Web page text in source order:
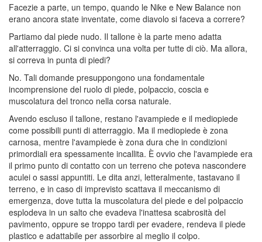
Facezie a parte, un tempo, quando le Nike e New Balance non
erano ancora state inventate, come diavolo si faceva a correre?
Partiamo dal piede nudo. Il tallone è la parte meno adatta
all'atterraggio. Ci si convinca una volta per tutte di ciò. Ma allora,
si correva in punta di piedi?
No. Tali domande presuppongono una fondamentale
incomprensione del ruolo di piede, polpaccio, coscia e
muscolatura del tronco nella corsa naturale.
Avendo escluso il tallone, restano l'avampiede e il mediopiede
come possibili punti di atterraggio. Ma il mediopiede è zona
carnosa, mentre l'avampiede è zona dura che in condizioni
primordiali era spessamente incallita. È ovvio che l'avampiede era
il primo punto di contatto con un terreno che poteva nascondere
aculei o sassi appuntiti. Le dita anzi, letteralmente, tastavano il
terreno, e in caso di imprevisto scattava il meccanismo di
emergenza, dove tutta la muscolatura del piede e del polpaccio
esplodeva in un salto che evadeva l'inattesa scabrosità del
pavimento, oppure se troppo tardi per evadere, rendeva il piede
plastico e adattabile per assorbire al meglio il colpo.